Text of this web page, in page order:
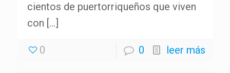
cientos de puertorriqueños que viven
con […]
0 0 leer más